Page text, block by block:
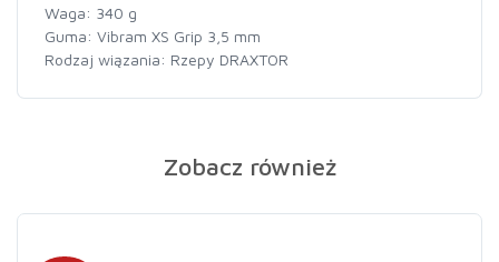
Waga: 340 g
Guma: Vibram XS Grip 3,5 mm
Rodzaj wiązania: Rzepy DRAXTOR
Zobacz również